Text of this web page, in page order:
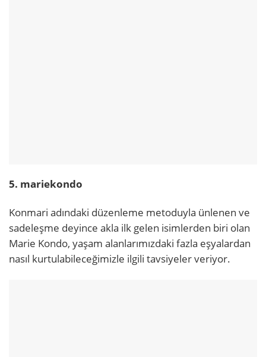
5. mariekondo
Konmari adındaki düzenleme metoduyla ünlenen ve
sadeleşme deyince akla ilk gelen isimlerden biri olan
Marie Kondo, yaşam alanlarımızdaki fazla eşyalardan
nasıl kurtulabileceğimizle ilgili tavsiyeler veriyor.